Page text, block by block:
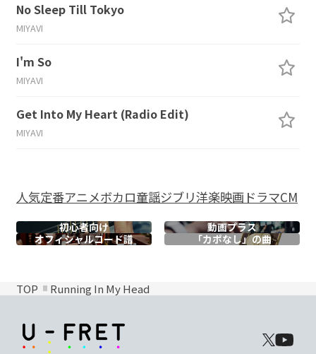
No Sleep Till Tokyo
MIYAVI
I'm So
MIYAVI
Get Into My Heart (Radio Edit)
MIYAVI
人気定番アニメボカロ童謡ジブリ洋楽映画ドラマCM
初心者向け
動画プラス
オフィシャルコード譜 「カポなし」の曲
TOP Running In My Head